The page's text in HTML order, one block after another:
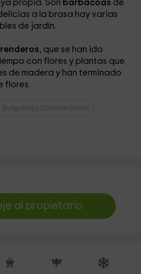
propia. Son barbacoas de
a la brasa hay varias
de jardín.
, que se han ido
con flores y plantas que
de madera y han terminado
flores.
Bungalows y Cabañas Sevilla
al propietario